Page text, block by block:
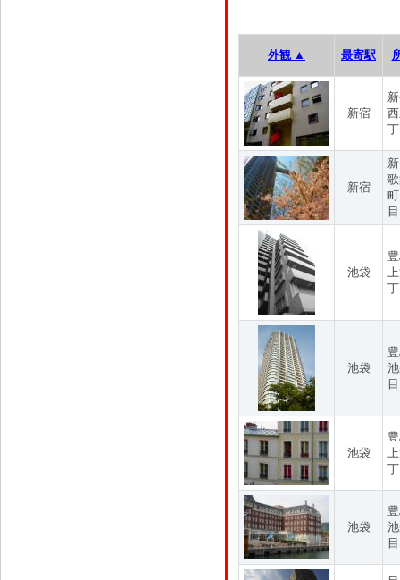
外観 ▲ 最寄駅
新宿
新宿
目
池袋
池袋
目
池袋
池袋